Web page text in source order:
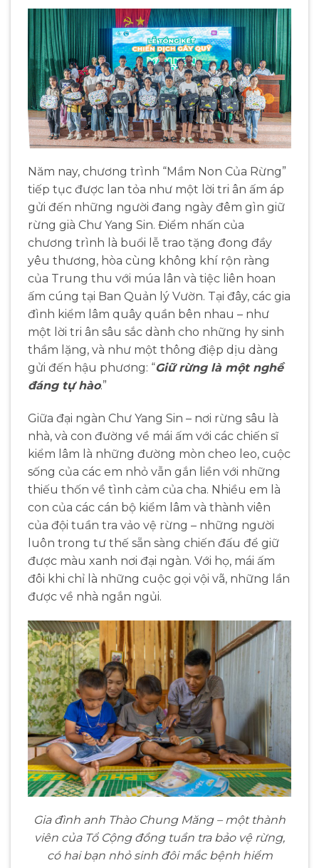
Năm nay, chương trình “Mầm Non Của Rừng”
tiếp tục được lan tỏa như một lời tri ân ấm áp
gửi đến những người đang ngày đêm gìn giữ
rừng già Chư Yang Sin. Điểm nhấn của
chương trình là buổi lễ trao tặng đong đầy
yêu thương, hòa cùng không khí rộn ràng
của Trung thu với múa lân và tiệc liên hoan
ấm cúng tại Ban Quản lý Vườn. Tại đây, các gia
đình kiểm lâm quây quần bên nhau – như
một lời tri ân sâu sắc dành cho những hy sinh
thầm lặng, và như một thông điệp dịu dàng
gửi đến hậu phương: “Giữ rừng là một nghề
đáng tự hào.”
Giữa đại ngàn Chư Yang Sin – nơi rừng sâu là
nhà, và con đường về mái ấm với các chiến sĩ
kiểm lâm là những đường mòn cheo leo, cuộc
sống của các em nhỏ vẫn gắn liền với những
thiếu thốn về tình cảm của cha. Nhiều em là
con của các cán bộ kiểm lâm và thành viên
của đội tuần tra vảo vệ rừng – những người
luôn trong tư thế sẵn sàng chiến đấu để giữ
được màu xanh nơi đại ngàn. Với họ, mái ấm
đôi khi chỉ là những cuộc gọi vội vã, những lần
được về nhà ngắn ngủi.
Gia đình anh Thào Chung Măng – một thành
viên của Tổ Cộng đồng tuần tra bảo vệ rừng,
có hai bạn nhỏ sinh đôi mắc bệnh hiểm